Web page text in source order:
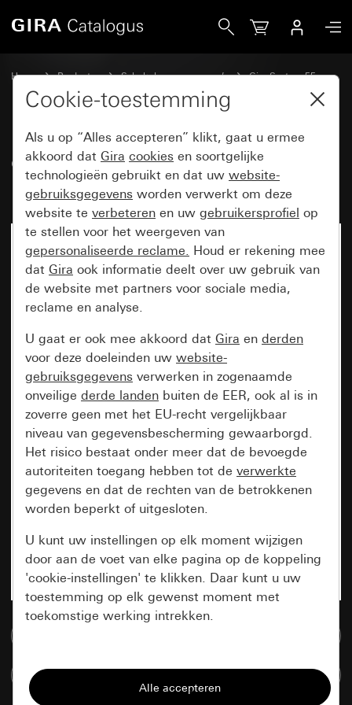
Home Producten Schakelaarprogramma’s
Gira System 55
Schakelen en drukken
eNet draadloos
bedieningselement-opzetstuk
Cookie-toestemming
Als u op “Alles accepteren” klikt, gaat u ermee
akkoord dat Gira cookies en soortgelijke
technologieën gebruikt en dat uw website-
gebruiksgegevens worden verwerkt om deze
website te verbeteren en uw gebruikersprofiel op
te stellen voor het weergeven van
gepersonaliseerde reclame. Houd er rekening mee
dat Gira ook informatie deelt over uw gebruik van
de website met partners voor sociale media,
reclame en analyse.
U gaat er ook mee akkoord dat Gira en derden
voor deze doeleinden uw website-
gebruiksgegevens verwerken in zogenaamde
onveilige derde landen buiten de EER, ook al is in
zoverre geen met het EU-recht vergelijkbaar
niveau van gegevensbescherming gewaarborgd.
Het risico bestaat onder meer dat de bevoegde
autoriteiten toegang hebben tot de verwerkte
gegevens en dat de rechten van de betrokkenen
worden beperkt of uitgesloten.
U kunt uw instellingen op elk moment wijzigen
door aan de voet van elke pagina op de koppeling
'cookie-instellingen' te klikken. Daar kunt u uw
toestemming op elk gewenst moment met
toekomstige werking intrekken.
Alle cookies die wij nodig hebben om de